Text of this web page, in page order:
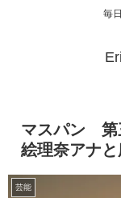
毎
マスパン 第
絵理奈アナ
芸能